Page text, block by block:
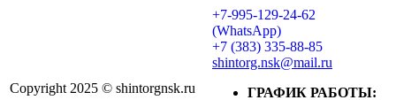
Copyright 2025 © shintorgnsk.ru
+7-995-129-24-62
(WhatsApp)
+7 (383) 335-88-85
shintorg.nsk@mail.ru
ГРАФИК РАБОТЫ: